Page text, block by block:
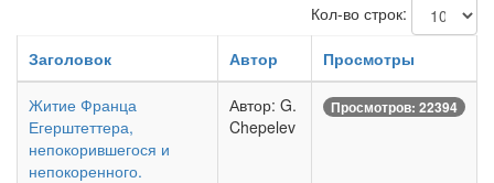
Кол-во строк:
Заголовок Автор Просмотры
Житие Франца
Егерштеттера,
непокорившегося и
непокоренного.
Автор: G.
Chepelev
Просмотров: 22394